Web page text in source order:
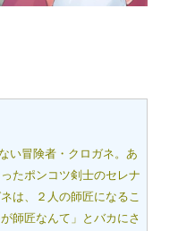
い冒険者・クロガネ。あ
たポンコツ剣士のセレナ
は、２人の師匠になるこ
師匠なんて」とバカにさ